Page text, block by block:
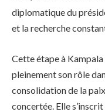
diplomatique du
et la recherche
Cette étape à
pleinement son rôle
consolidation de la
concertée. Elle